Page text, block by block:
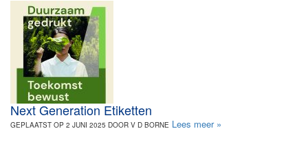
Next Generation Etiketten
GEPLAATST OP 2 JUNI 2025 DOOR V D BORNE Lees meer »